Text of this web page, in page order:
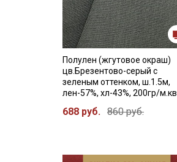
Полулен (жгутовое окраш)
цв.Брезентово-серый с
зеленым оттенком, ш.1.5м,
лен-57%, хл-43%, 200гр/м.кв
688 руб. 860 руб.